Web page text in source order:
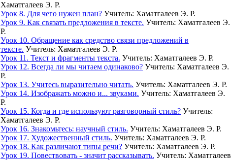
Хаматгалеев Э. Р.
Урок 8. Для чего нужен план? Учитель: Хаматгалеев Э. Р.
Урок 9. Как связать предложения в тексте. Учитель: Хаматгалеев Э.
Р.
Урок 10. Обращение как средство связи предложений в
тексте. Учитель: Хаматгалеев Э. Р.
Урок 11. Текст и фрагменты текста. Учитель: Хаматгалеев Э. Р.
Урок 12. Всегда ли мы читаем одинаково? Учитель: Хаматгалеев Э.
Р.
Урок 13. Учитесь выразительно читать. Учитель: Хаматгалеев Э. Р.
Урок 14. Изображать можно и... звуками. Учитель: Хаматгалеев Э.
Р.
Урок 15. Когда и где используют разговорный стиль? Учитель:
Хаматгалеев Э. Р.
Урок 16. Знакомьтесь: научный стиль. Учитель: Хаматгалеев Э. Р.
Урок 17. Художественный стиль. Учитель: Хаматгалеев Э. Р.
Урок 18. Как различают типы речи? Учитель: Хаматгалеев Э. Р.
Урок 19. Повествовать - значит рассказывать. Учитель: Хаматгалеев